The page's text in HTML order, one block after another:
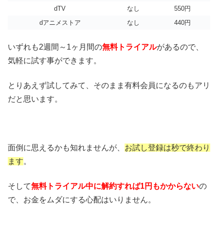
dTV
なし
550円
dアニメストア
なし 440円
いずれも2週間～1ヶ月間の無料トライアルがあるので、
気軽に試す事ができます。
とりあえず試してみて、そのまま有料会員になるのもアリ
だと思います。
面倒に思えるかも知れませんが、 お試し登録は秒で終わり
ます。
そして無料トライアル中に解約すれば1円もかからないの
で、お金をムダにする心配はいりません。